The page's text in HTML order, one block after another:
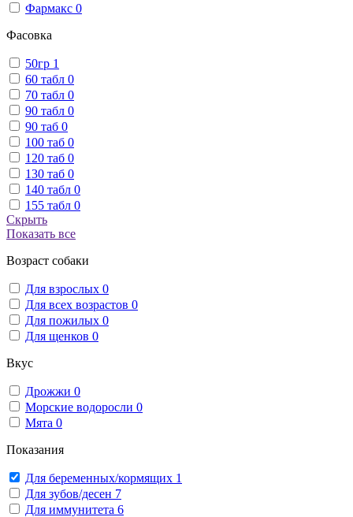
Фармакс 0
Фасовка
50гр 1
60 табл 0
70 табл 0
90 табл 0
90 таб 0
100 таб 0
120 таб 0
130 таб 0
140 табл 0
155 табл 0
Скрыть
Показать все
Возраст собаки
Для взрослых 0
Для всех возрастов 0
Для пожилых 0
Для щенков 0
Вкус
Дрожжи 0
Морские водоросли 0
Мята 0
Показания
Для беременных/кормящих 1
Для зубов/десен 7
Для иммунитета 6